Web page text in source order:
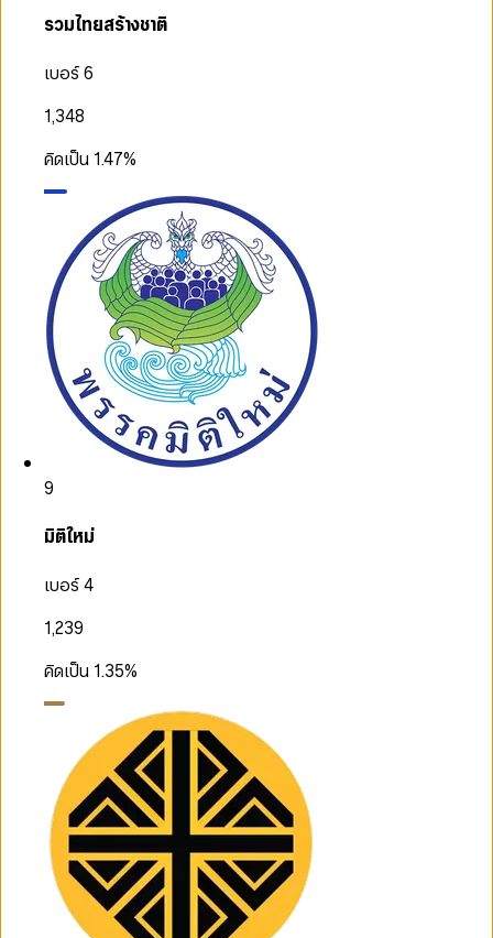
รวมไทยสร้างชาติ
เบอร์ 6
1,348
คิดเป็น 1.47%
9
มิติใหม่
เบอร์ 4
1,239
คิดเป็น 1.35%